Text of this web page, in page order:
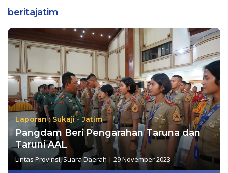
beritajatim
Laporan : Sukaji - Jatim
Pangdam Beri Pengarahan Taruna dan
Taruni AAL
Lintas Provinsi,Suara Daerah | 29 November 2023